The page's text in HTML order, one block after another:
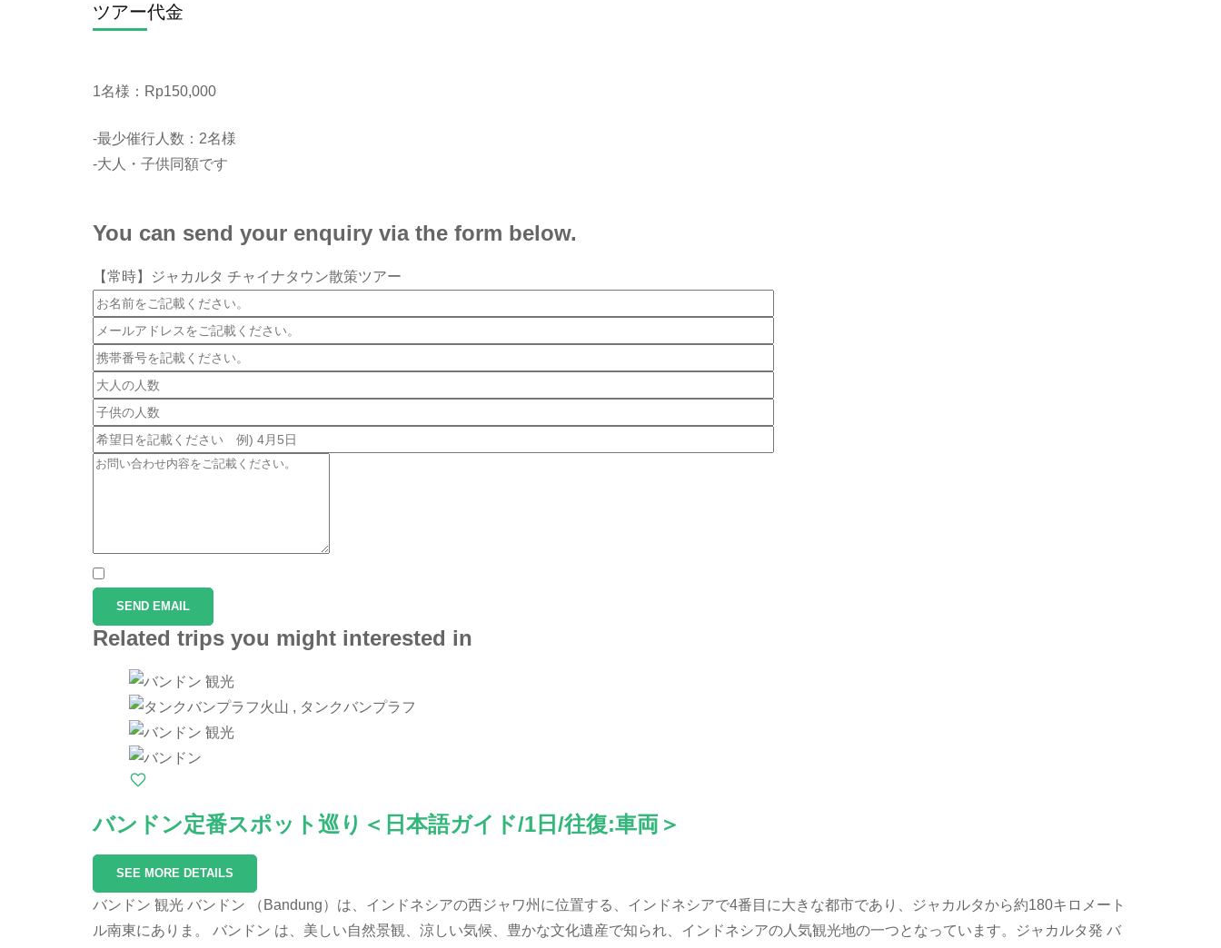
ツアー代金
1名様：Rp150,000
-最少催行人数：2名様
-大人・子供同額です
You can send your enquiry via the form below.
【常時】ジャカルタ チャイナタウン散策ツアー
SEND EMAIL
Related trips you might interested in
バンドン定番スポット巡り＜日本語ガイド/1日/往復:車両＞
SEE MORE DETAILS
バンドン 観光 バンドン （Bandung）は、インドネシアの西ジャワ州に位置する、インドネシアで4番目に大きな都市であり、ジャカルタから約180キロメート
ル南東にありま。 バンドン は、美しい自然景観、涼しい気候、豊かな文化遺産で知られ、インドネシアの人気観光地の一つとなっています。ジャカルタ発 バ